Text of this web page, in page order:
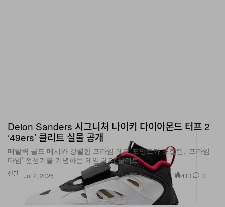
신발
Deion Sanders 시그니처 나이키 다이아몬드 터프 2
‘49ers’ 클리트 실물 공개
메탈릭 골드 메시와 강렬한 프라임 레드 포인트가 조합된, ‘프라임
타임’ 전성기를 기념하는 게임 레디 클리트.
Jul 2, 2026 413 0